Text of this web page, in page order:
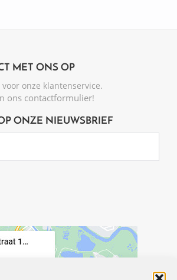
MET ONS OP
voor onze klantenservice.
ons contactformulier!
ONZE NIEUWSBRIEF